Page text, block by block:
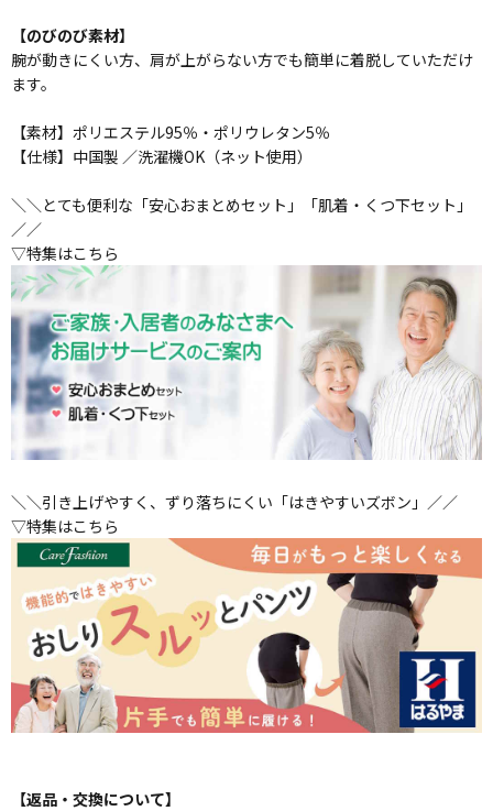
【のびのび素材】
腕が動きにくい方、肩が上がらない方でも簡単に着脱していただけ
ます。
【素材】ポリエステル95％・ポリウレタン5％
【仕様】中国製 ／洗濯機OK（ネット使用）
＼＼とても便利な「安心おまとめセット」「肌着・くつ下セット」
／／
▽特集はこちら
＼＼引き上げやすく、ずり落ちにくい「はきやすいズボン」／／
▽特集はこちら
【返品・交換について】